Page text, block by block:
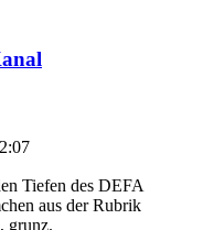
Tiefen des DEFA
aus der Rubrik
grunz.